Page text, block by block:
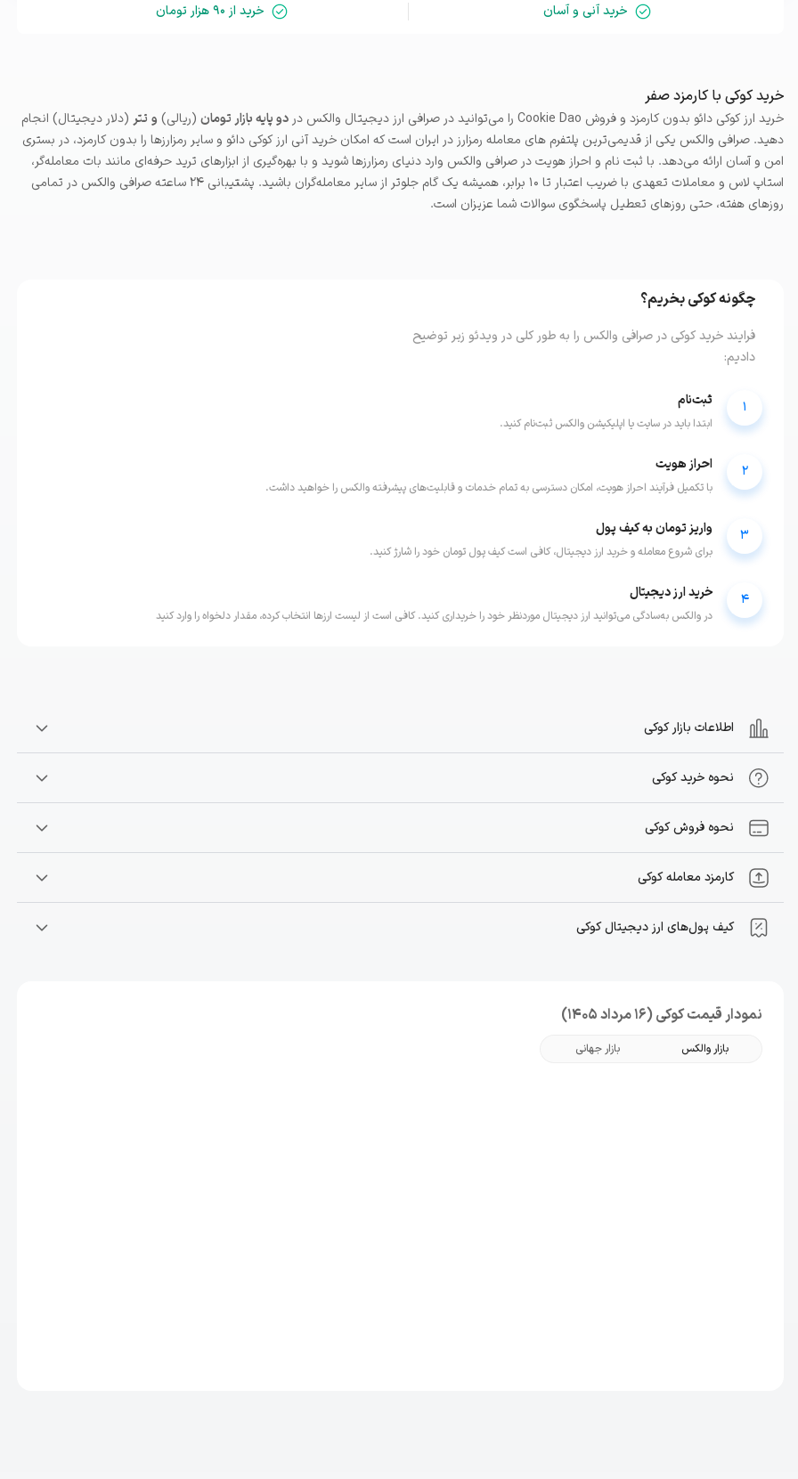
خرید آنی و آسان خرید از ۹۰ هزار تومان
خرید کوکی با کارمزد صفر
خرید ارز کوکی دائو بدون کارمزد و فروش Cookie Dao را می‌توانید در صرافی ارز دیجیتال والکس در دو پایه بازار تومان (ریالی) و تتر (دلار دیجیتال) انجام
دهید. صرافی والکس یکی از قدیمی‌ترین پلتفرم های معامله رمزارز در ایران است که امکان خرید آنی ارز کوکی دائو و سایر رمزارزها را بدون کارمزد، در بستری
امن و آسان ارائه می‌دهد. با ثبت نام و احراز هویت در صرافی والکس وارد دنیای رمزارزها شوید و با بهره‌گیری از ابزارهای ترید حرفه‌ای مانند بات معامله‌گر،
استاپ لاس و معاملات تعهدی با ضریب اعتبار تا ۱۰ برابر، همیشه یک گام جلوتر از سایر معامله‌گران باشید. پشتیبانی ۲۴ ساعته صرافی والکس در تمامی
روزهای هفته، حتی روزهای تعطیل پاسخگوی سوالات شما عزیزان است.
چگونهکوکیبخریم؟
فرایند خریدکوکی در صرافی والکس را به طور کلی در ویدئو زیر توضیح
دادیم:
1 ثبت‌نام
ابتدا باید در سایت یا اپلیکیشن والکس ثبت‌نام کنید.
2 احراز هویت
با تکمیل فرآیند احراز هویت، امکان دسترسی به تمام خدمات و قابلیت‌های پیشرفته والکس را خواهید داشت.
3 واریز تومان به کیف پول
برای شروع معامله و خرید ارز دیجیتال، کافی است کیف پول تومان خود را شارژ کنید.
4 خرید ارز دیجیتال
در والکس به‌سادگی می‌توانید ارز دیجیتال موردنظر خود را خریداری کنید. کافی است از لیست ارزها انتخاب کرده، مقدار دلخواه را وارد کنید
اطلاعات بازار کوکی
نحوه خرید کوکی
نحوه فروش کوکی
کارمزد معامله کوکی
کیف پول‌های ارز دیجیتال کوکی
نمودار قیمت کوکی (16 مرداد 1405)
بازار والکس بازار جهانی